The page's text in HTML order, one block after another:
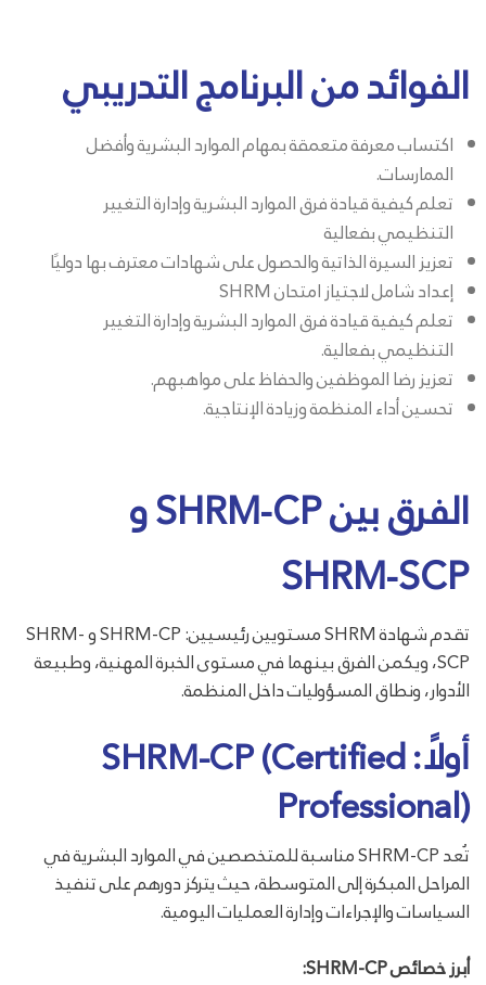
الفوائد من البرنامج التدريبي
اكتساب معرفة متعمقة بمهام الموارد البشرية وأفضل
الممارسات.
تعلم كيفية قيادة فرق الموارد البشرية وإدارة التغيير
التنظيمي بفعالية
تعزيز السيرة الذاتية والحصول على شهادات معترف بها دوليًا
إعداد شامل لاجتياز امتحان SHRM
تعلم كيفية قيادة فرق الموارد البشرية وإدارة التغيير
التنظيمي بفعالية.
تعزيز رضا الموظفين والحفاظ على مواهبهم.
تحسين أداء المنظمة وزيادة الإنتاجية.
الفرق بين SHRM-CP و
SHRM-SCP
تقدم شهادة SHRM مستويين رئيسيين: SHRM-CP و SHRM-
SCP، ويكمن الفرق بينهما في مستوى الخبرة المهنية، وطبيعة
الأدوار، ونطاق المسؤوليات داخل المنظمة.
أولًا: SHRM-CP (Certified
Professional)
تُعد SHRM-CP مناسبة للمتخصصين في الموارد البشرية في
المراحل المبكرة إلى المتوسطة، حيث يتركز دورهم على تنفيذ
السياسات والإجراءات وإدارة العمليات اليومية.
أبرز خصائص SHRM-CP: